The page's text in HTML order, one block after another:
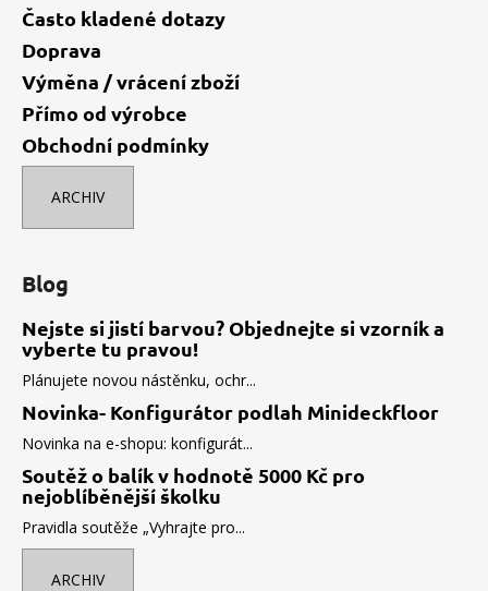
Často kladené dotazy
Doprava
Výměna / vrácení zboží
Přímo od výrobce
Obchodní podmínky
ARCHIV
Blog
Nejste si jistí barvou? Objednejte si vzorník a
vyberte tu pravou!
Plánujete novou nástěnku, ochr...
Novinka- Konfigurátor podlah Minideckfloor
Novinka na e-shopu: konfigurát...
Soutěž o balík v hodnotě 5000 Kč pro
nejoblíběnější školku
Pravidla soutěže „Vyhrajte pro...
ARCHIV